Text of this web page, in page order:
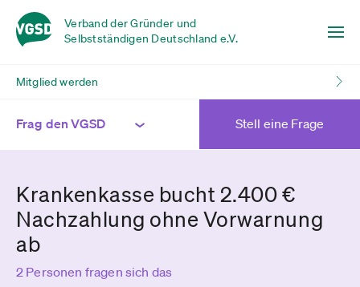
Verband der Gründer und
Selbstständigen Deutschland e.V.
Mitglied werden
Frag den VGSD Stell eine Frage
Krankenkasse bucht 2.400 €
Nachzahlung ohne Vorwarnung
ab
2 Personen fragen sich das